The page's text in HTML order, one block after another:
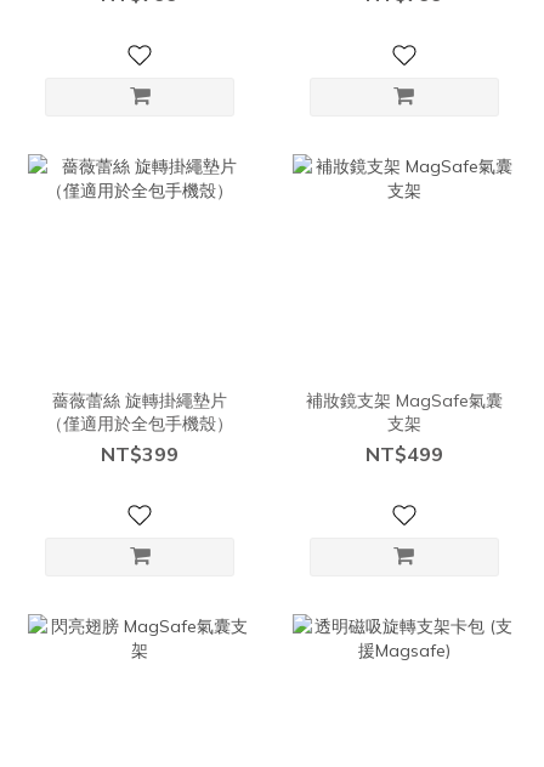
薔薇蕾絲 旋轉掛繩墊片
（僅適用於全包手機殼）
NT$399
補妝鏡支架 MagSafe氣囊
支架
NT$499